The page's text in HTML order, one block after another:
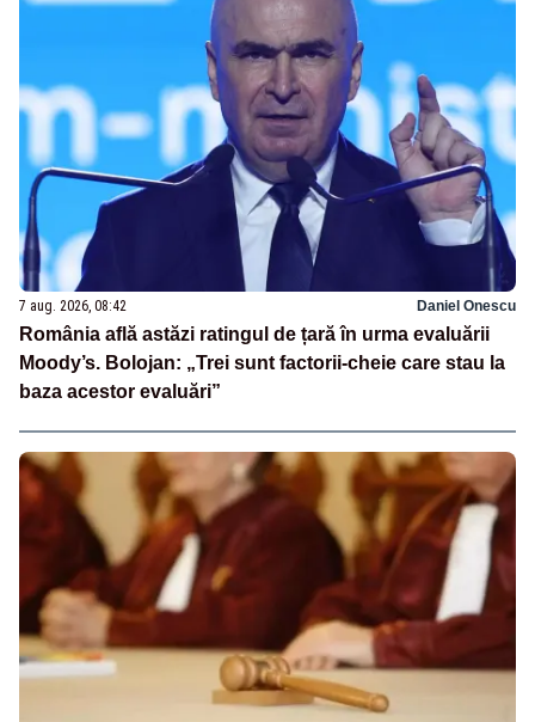
7 aug. 2026, 08:42 Daniel Onescu
România află astăzi ratingul de țară în urma evaluării
Moody’s. Bolojan: „Trei sunt factorii-cheie care stau la
baza acestor evaluări”